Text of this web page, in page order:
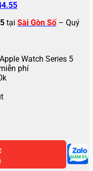
tại Sài Gòn Số– Quý
Watch Series 5
phí